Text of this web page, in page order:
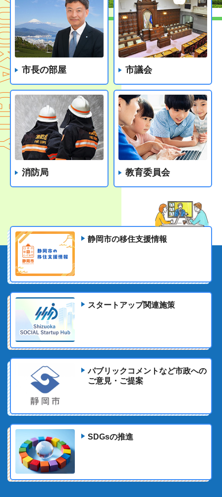
市長の部屋 市議会
消防局 教育委員会
静岡市の移住支援情報
スタートアップ関連施策
パブリックコメントなど市政への
ご意見・ご提案
SDGsの推進